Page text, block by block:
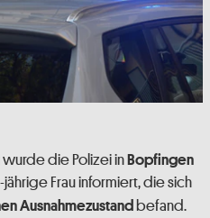
wurde die Polizei inBopfingen
Frau informiert, die sich
Ausnahmezustandbefand.